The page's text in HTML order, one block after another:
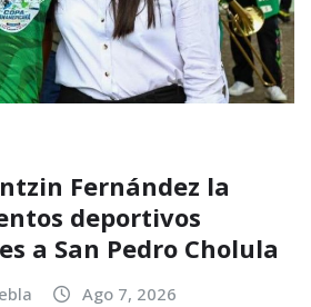
Fernández la
deportivos
a San Pedro Cholula
Ago 7, 2026